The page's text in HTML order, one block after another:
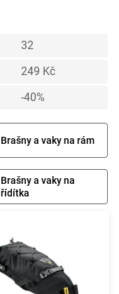
32
249 Kč
-40%
Brašny a vaky na rám
Brašny a vaky na
řídítka